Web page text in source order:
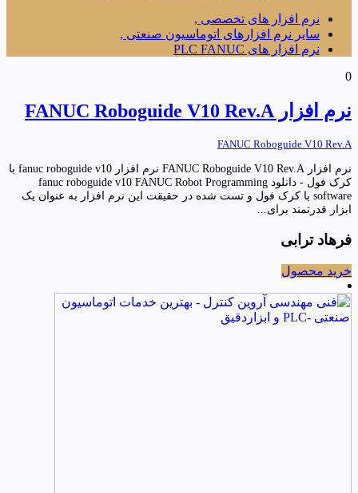
نرم افزار های تخصصی ,
سایر نرم افزارهای اتوماسیون صنعتی ,
نرم افزار های PLC FANUC
0
نرم افزار FANUC Roboguide V10 Rev.A
FANUC Roboguide V10 Rev.A
نرم افزار FANUC Roboguide V10 Rev.A نرم افزار fanuc roboguide v10 با
کرک فول - دانلود fanuc roboguide v10 FANUC Robot Programming
software با کرک فول و تست شده در حقیقت این نرم افزار به عنوان یک
ابزار قدرتمند برای...
فرهاد ترابی
خرید محصول